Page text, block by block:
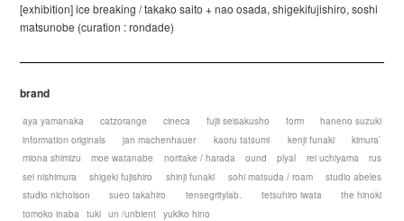
[exhibition] ice breaking / takako saito + nao osada, shigekifujishiro, soshi
matsunobe (curation : rondade)
brand
aya yamanaka catzorange cineca fujii seisakusho form
haneno suzuki
information originals
jan machenhauer kaoru tatsumi kenji funaki
kimura`
miona shimizu
moe watanabe noritake / harada ound plyal rei uchiyama
rus
sei nishimura
shigeki fujishiro shinji funaki sohi matsuda / roam
studio abeles
studio nicholson
sueo takahiro tensegritylab. tetsuhiro iwata
the hinoki
tomoko inaba
tuki un /unbient yukiko hino